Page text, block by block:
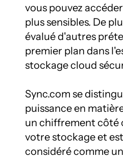
vous pouvez
plus sensibles. De
évalué d'autres
premier plan dans
stockage cloud
Sync.com se
puissance en
un chiffrement côté
votre stockage et
considéré comme